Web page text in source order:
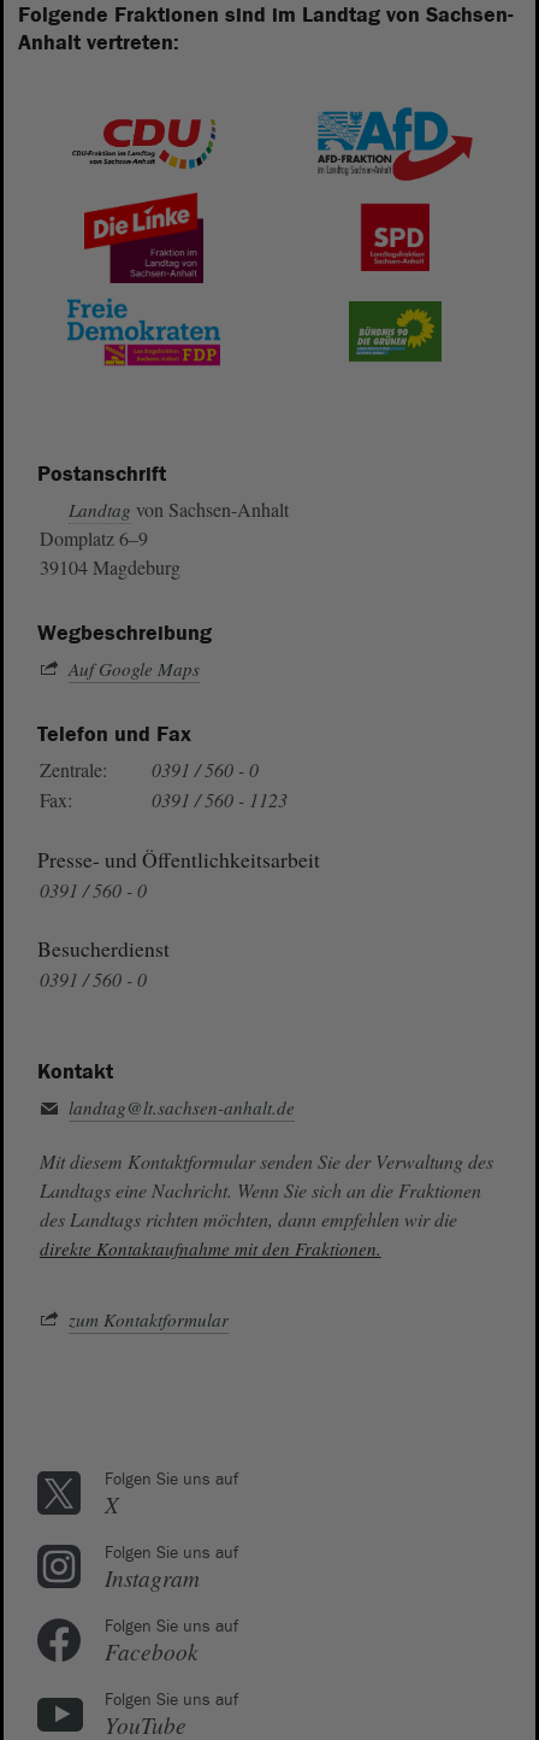
Folgende Fraktionen sind im Landtag von Sachsen-
Anhalt vertreten:
Postanschrift
Landtag von Sachsen-Anhalt
Domplatz 6–9
39104 Magdeburg
Wegbeschreibung
Auf Google Maps
Telefon und Fax
Zentrale:
0391 / 560 - 0
Fax:
0391 / 560 - 1123
Presse- und Öffentlichkeitsarbeit
0391 / 560 - 0
Besucherdienst
0391 / 560 - 0
Kontakt
landtag@lt.sachsen-anhalt.de
Mit diesem Kontaktformular senden Sie der Verwaltung des
Landtags eine Nachricht. Wenn Sie sich an die Fraktionen
des Landtags richten möchten, dann empfehlen wir die
direkte Kontaktaufnahme mit den Fraktionen.
zum Kontaktformular
Folgen Sie uns auf
X
Folgen Sie uns auf
Instagram
Folgen Sie uns auf
Facebook
Folgen Sie uns auf
YouTube